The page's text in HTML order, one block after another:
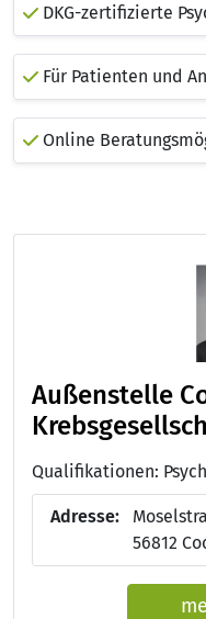
DKG-zertifizierte
Für Patienten und
Online
Außenstelle
Qualifikationen:
Adresse:
56812